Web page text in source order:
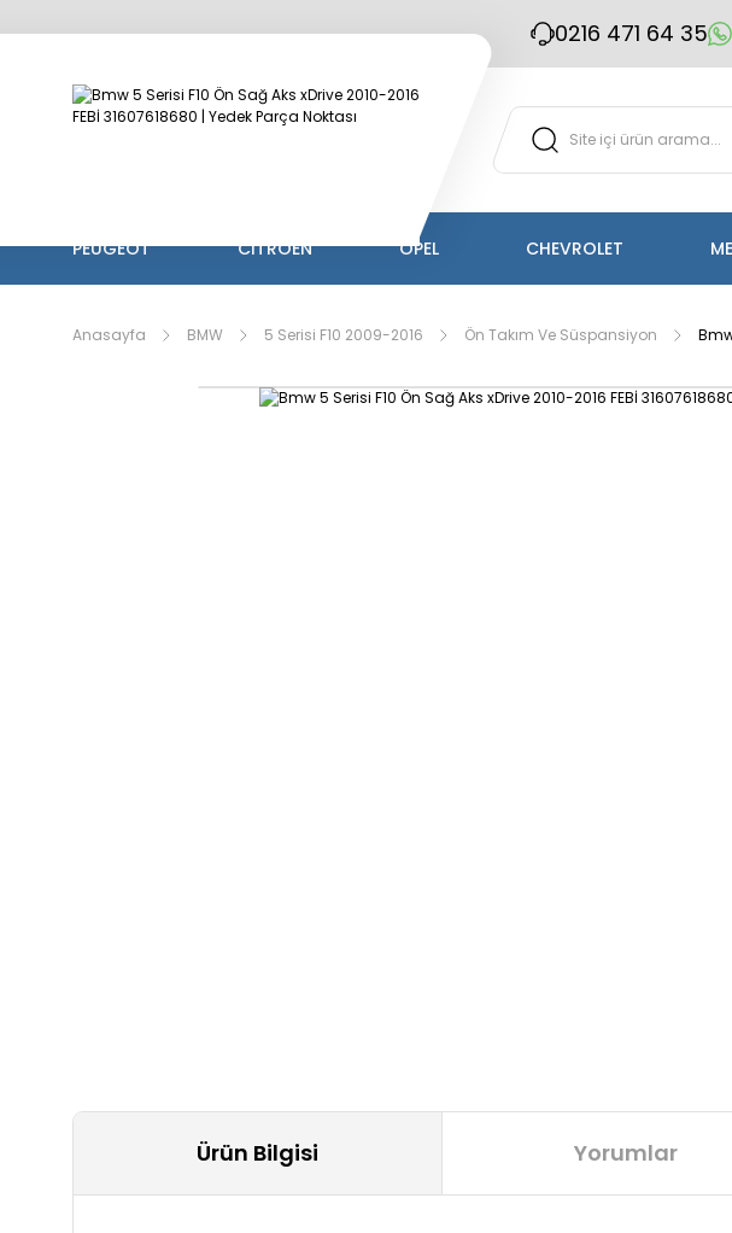
0216 471 64 35
PEUGEOT CİTROEN OPEL CHEVROLET
Anasayfa BMW 5 Serisi F10 2009-2016 Ön Takım Ve Süspansiyon
Ürün Bilgisi Yorumlar